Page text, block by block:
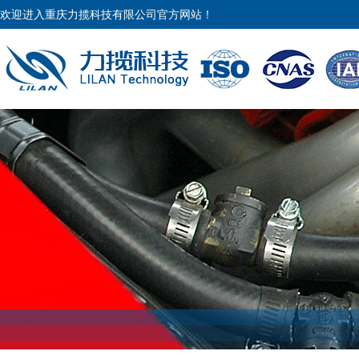
欢迎进入重庆力揽科技有限公司官方网站！